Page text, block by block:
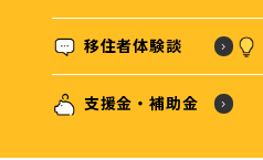
移住者体験談
支援金・補助金